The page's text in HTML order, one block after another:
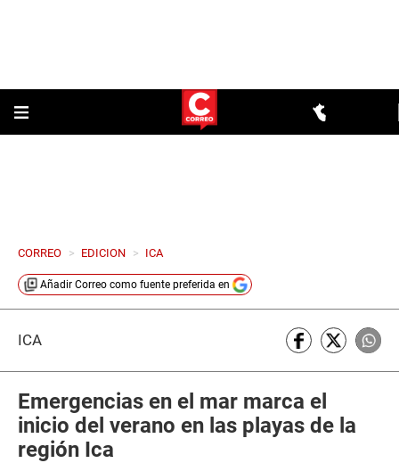
CORREO > EDICION > ICA
Añadir Correo como fuente preferida en
ICA
Emergencias en el mar marca el
inicio del verano en las playas de la
región Ica